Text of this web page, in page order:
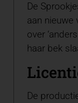
De
aan
over
haar bek
De